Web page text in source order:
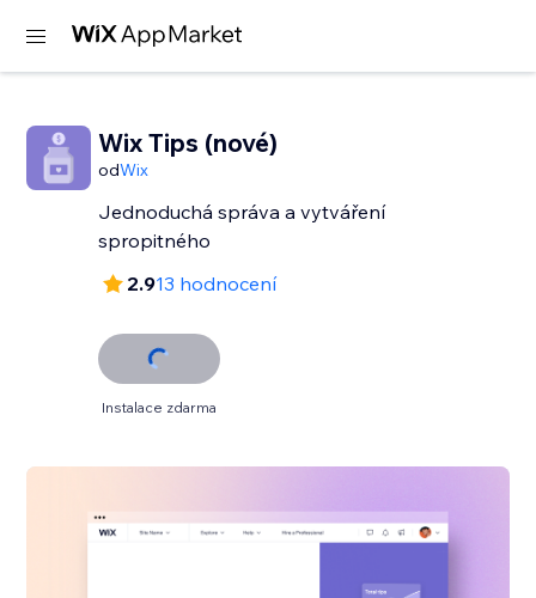
Wix Tips (nové)
odWix
Jednoduchá správa a vytváření
spropitného
2.913 hodnocení
Instalace zdarma